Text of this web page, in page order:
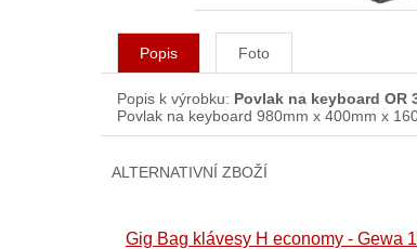
Popis Foto
Popis k výrobku: Povlak na keyboard OR
Povlak na keyboard 980mm x 400mm x
ALTERNATIVNÍ ZBOŽÍ
Gig Bag klávesy H economy - Gewa